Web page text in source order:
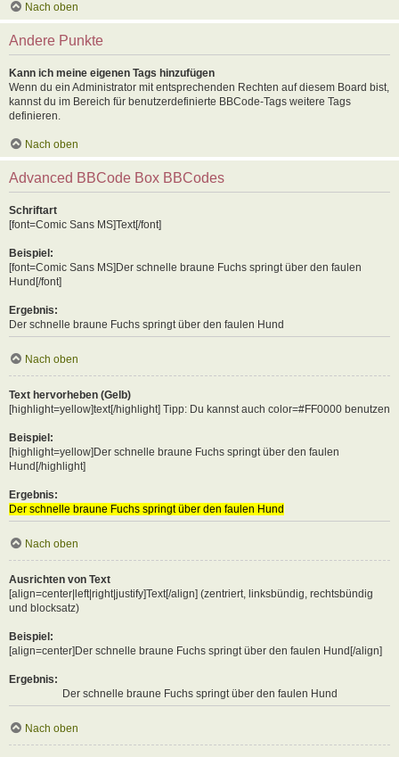
Nach oben
Andere Punkte
Kann ich meine eigenen Tags hinzufügen
Wenn du ein Administrator mit entsprechenden Rechten auf diesem Board bist,
kannst du im Bereich für benutzerdefinierte BBCode-Tags weitere Tags
definieren.
Nach oben
Advanced BBCode Box BBCodes
Schriftart
[font=Comic Sans MS]Text[/font]
Beispiel:
[font=Comic Sans MS]Der schnelle braune Fuchs springt über den faulen
Hund[/font]
Ergebnis:
Der schnelle braune Fuchs springt über den faulen Hund
Nach oben
Text hervorheben (Gelb)
[highlight=yellow]text[/highlight] Tipp: Du kannst auch color=#FF0000 benutzen
Beispiel:
[highlight=yellow]Der schnelle braune Fuchs springt über den faulen
Hund[/highlight]
Ergebnis:
Der schnelle braune Fuchs springt über den faulen Hund
Nach oben
Ausrichten von Text
[align=center|left|right|justify]Text[/align] (zentriert, linksbündig, rechtsbündig
und blocksatz)
Beispiel:
[align=center]Der schnelle braune Fuchs springt über den faulen Hund[/align]
Ergebnis:
Der schnelle braune Fuchs springt über den faulen Hund
Nach oben